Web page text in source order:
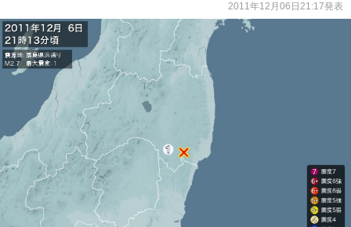
2011年12月06日21:17発表